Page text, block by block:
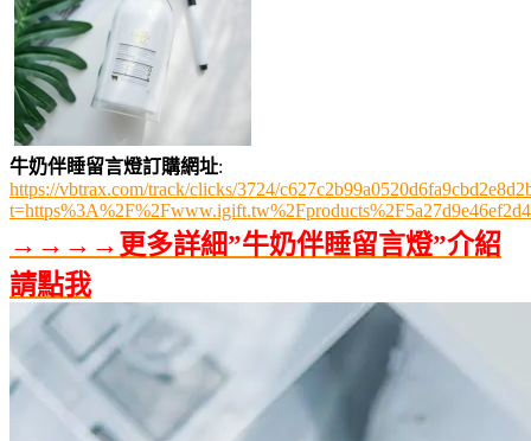
牛奶伴睡留言燈訂購網址:
https://vbtrax.com/track/clicks/3724/
→→→→更多詳細”牛奶伴睡留言燈”介紹
請點我